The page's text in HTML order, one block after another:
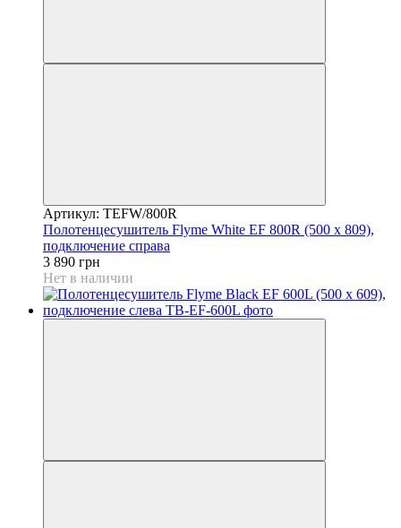
Артикул: TEFW/800R
Полотенцесушитель Flyme White EF 800R (500 х 809),
подключение справа
3 890 грн
Нет в наличии